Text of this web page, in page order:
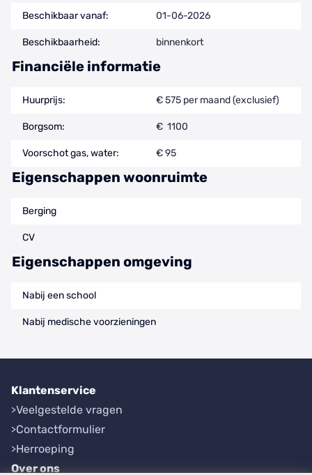
Beschikbaar vanaf: 01-06-2026
Beschikbaarheid: binnenkort
Financiële informatie
Huurprijs: € 575 per maand (exclusief)
Borgsom: € 1100
Voorschot gas, water: € 95
Eigenschappen woonruimte
Berging
CV
Eigenschappen omgeving
Nabij een school
Nabij medische voorzieningen
Klantenservice
Veelgestelde vragen
Contactformulier
Herroeping
Over ons